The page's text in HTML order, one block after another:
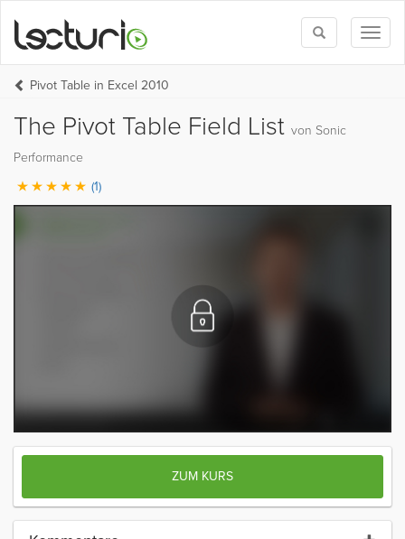
Toggle
search
Pivot Table in Excel 2010
The Pivot Table Field List von Sonic
Performance
(1)
ZUM KURS